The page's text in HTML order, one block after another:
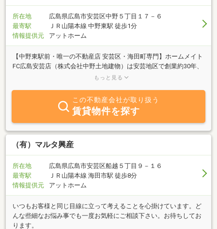
所在地
広島県広島市安芸区中野５丁目１７－６
最寄駅
ＪＲ山陽本線 中野東駅 徒歩1分
情報提供元
アットホーム
【中野東駅前・唯一の不動産店 安芸区・海田町専門】ホームメイト
FC広島安芸店（株式会社中野土地建物）は安芸地区で創業約30年、
まちの不動産屋さんとして営業してきた「安芸区の不動産の最後の
のお部屋探しの方から、ご高齢の方まで、安心してご相談いただけ
るご提案を心がけています。自社管理物件をはじめ、積水ハウスの
シャーメゾン、ダイワD-room、大東建託、東建コーポレーションな
ど、幅広い物件を取り扱っており、「このエリアで探すなら、まず
相談したい」と言っていただける存在を目指しています。中野東駅
前という立地を活かし、気軽に立ち寄れる身近な不動産店として、
もっと見る
この不動産会社が取り扱う
賃貸物件を探す
（有）マルタ興産
所在地
広島県広島市安芸区船越５丁目９－１６
最寄駅
ＪＲ山陽本線 海田市駅 徒歩8分
情報提供元
アットホーム
いつもお客様と同じ目線に立って考えることを心掛けています。ど
んな些細なお悩み事でも一度お気軽にご相談下さい。お待ちしてお
ります。